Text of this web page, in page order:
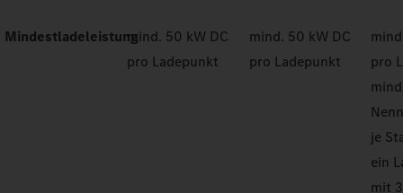
Mindestladeleistungmind. 50 kW DC
pro Ladepunkt
mind. 50 kW DC
pro Ladepunkt
pro
je
ein
mit